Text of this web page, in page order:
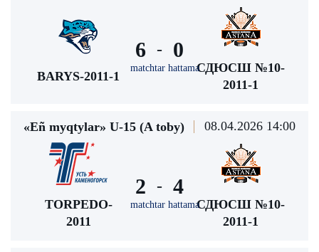
BARYS-2011-1
6 -
matchtar hattama
0
СДЮСШ №10-
2011-1
«Eñ myqtylar» U-15 (A toby) 08.04.2026 14:00
TORPEDO-
2011
2 -
matchtar hattama
4
СДЮСШ №10-
2011-1